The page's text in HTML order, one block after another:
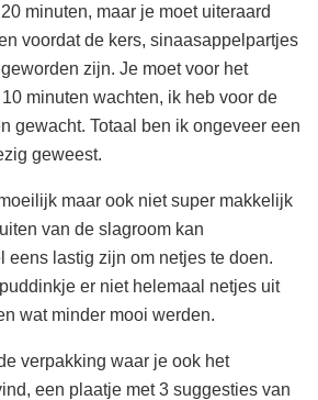
minuten, maar je moet uiteraard
voordat de kers, sinaasappelpartjes
zijn. Je moet voor het
minuten wachten, ik heb voor de
gewacht. Totaal ben ik ongeveer een
geweest.
maar ook niet super makkelijk
van de slagroom kan
eens lastig zijn om netjes te doen.
er niet helemaal netjes uit
wat minder mooi werden.
verpakking waar je ook het
een plaatje met 3 suggesties van